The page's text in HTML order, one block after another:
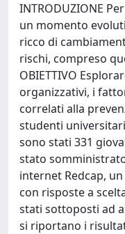
INTRODUZIONE
un momento
ricco di
rischi, compreso
OBIETTIVO
organizzativi, i
correlati alla
studenti
sono stati 331
stato
internet Redcap,
con risposte a
stati sottoposti ad
si riportano i